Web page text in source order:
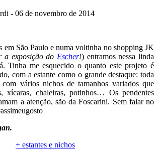
- 06 de novembro de 2014
em São Paulo e numa voltinha no shopping JK
a exposição doEscher!) entramos nessa linda
Tinha me esquecido o quanto este projeto é
com a estante como o grande destaque: toda
vários nichos de tamanhos variados que
xícaras, chaleiras, potinhos… Os pendentes
a atenção, são da Foscarini. Sem falar no
+ estantes e nichos